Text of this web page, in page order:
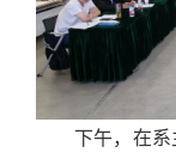
下午，在